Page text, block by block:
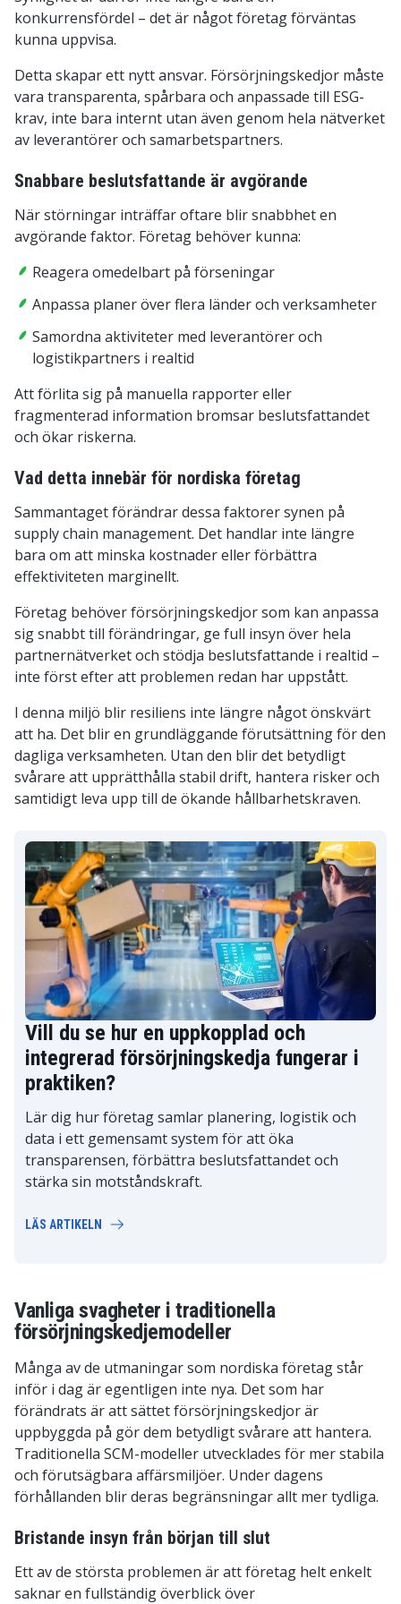
konkurrensfördel – det är något företag förväntas
kunna uppvisa.
Detta skapar ett nytt ansvar. Försörjningskedjor måste
vara transparenta, spårbara och anpassade till ESG-
krav, inte bara internt utan även genom hela nätverket
av leverantörer och samarbetspartners.
Snabbare beslutsfattande är avgörande
När störningar inträffar oftare blir snabbhet en
avgörande faktor. Företag behöver kunna:
Reagera omedelbart på förseningar
Anpassa planer över flera länder och verksamheter
Samordna aktiviteter med leverantörer och
logistikpartners i realtid
Att förlita sig på manuella rapporter eller
fragmenterad information bromsar beslutsfattandet
och ökar riskerna.
Vad detta innebär för nordiska företag
Sammantaget förändrar dessa faktorer synen på
supply chain management. Det handlar inte längre
bara om att minska kostnader eller förbättra
effektiviteten marginellt.
Företag behöver försörjningskedjor som kan anpassa
sig snabbt till förändringar, ge full insyn över hela
partnernätverket och stödja beslutsfattande i realtid –
inte först efter att problemen redan har uppstått.
I denna miljö blir resiliens inte längre något önskvärt
att ha. Det blir en grundläggande förutsättning för den
dagliga verksamheten. Utan den blir det betydligt
svårare att upprätthålla stabil drift, hantera risker och
samtidigt leva upp till de ökande hållbarhetskraven.
Vill du se hur en uppkopplad och
integrerad försörjningskedja fungerar i
praktiken?
Lär dig hur företag samlar planering, logistik och
data i ett gemensamt system för att öka
transparensen, förbättra beslutsfattandet och
stärka sin motståndskraft.
LÄS ARTIKELN
Vanliga svagheter i traditionella
försörjningskedjemodeller
Många av de utmaningar som nordiska företag står
inför i dag är egentligen inte nya. Det som har
förändrats är att sättet försörjningskedjor är
uppbyggda på gör dem betydligt svårare att hantera.
Traditionella SCM-modeller utvecklades för mer stabila
och förutsägbara affärsmiljöer. Under dagens
förhållanden blir deras begränsningar allt mer tydliga.
Bristande insyn från början till slut
Ett av de största problemen är att företag helt enkelt
saknar en fullständig överblick över